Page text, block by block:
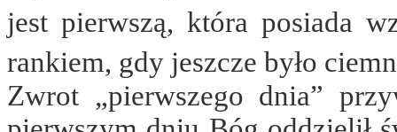
jest pierwszą, która posiada
rankiem, gdy jeszcze było
Zwrot „pierwszego dnia”